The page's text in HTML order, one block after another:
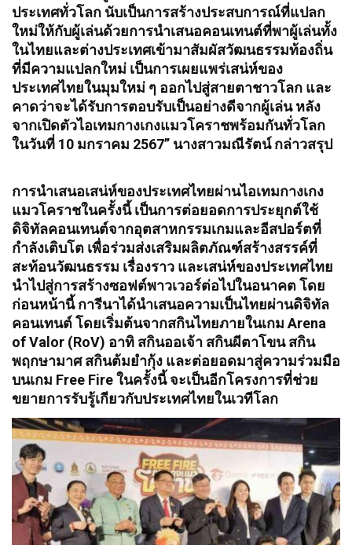
ประเทศทั่วโลก นับเป็นการสร้างประสบการณ์ที่แปลก
ใหม่ให้กับผู้เล่นด้วยการนำเสนอคอนเทนต์ที่พาผู้เล่นทั้ง
ในไทยและต่างประเทศเข้ามาสัมผัสวัฒนธรรมท้องถิ่น
ที่มีความแปลกใหม่ เป็นการเผยแพร่เสน่ห์ของ
ประเทศไทยในมุมใหม่ ๆ ออกไปสู่สายตาชาวโลก และ
คาดว่าจะได้รับการตอบรับเป็นอย่างดีจากผู้เล่น หลัง
จากเปิดตัวไอเทมกางเกงแมวโคราชพร้อมกันทั่วโลก
ในวันที่ 10 มกราคม 2567” นางสาวมณีรัตน์ กล่าวสรุป
การนำเสนอเสน่ห์ของประเทศไทยผ่านไอเทมกางเกง
แมวโคราชในครั้งนี้ เป็นการต่อยอดการประยุกต์ใช้
ดิจิทัลคอนเทนต์จากอุตสาหกรรมเกมและอีสปอร์ตที่
กำลังเติบโต เพื่อร่วมส่งเสริมผลิตภัณฑ์สร้างสรรค์ที่
สะท้อนวัฒนธรรม เรื่องราว และเสน่ห์ของประเทศไทย
นำไปสู่การสร้างซอฟต์พาวเวอร์ต่อไปในอนาคต โดย
ก่อนหน้านี้ การีนาได้นำเสนอความเป็นไทยผ่านดิจิทัล
คอนเทนต์ โดยเริ่มต้นจากสกินไทยภายในเกม Arena
of Valor (RoV) อาทิ สกินออเจ้า สกินผีตาโขน สกิน
พฤกษามาศ สกินต้มยำกุ้ง และต่อยอดมาสู่ความร่วมมือ
บนเกม Free Fire ในครั้งนี้ จะเป็นอีกโครงการที่ช่วย
ขยายการรับรู้เกียวกับประเทศไทยในเวทีโลก